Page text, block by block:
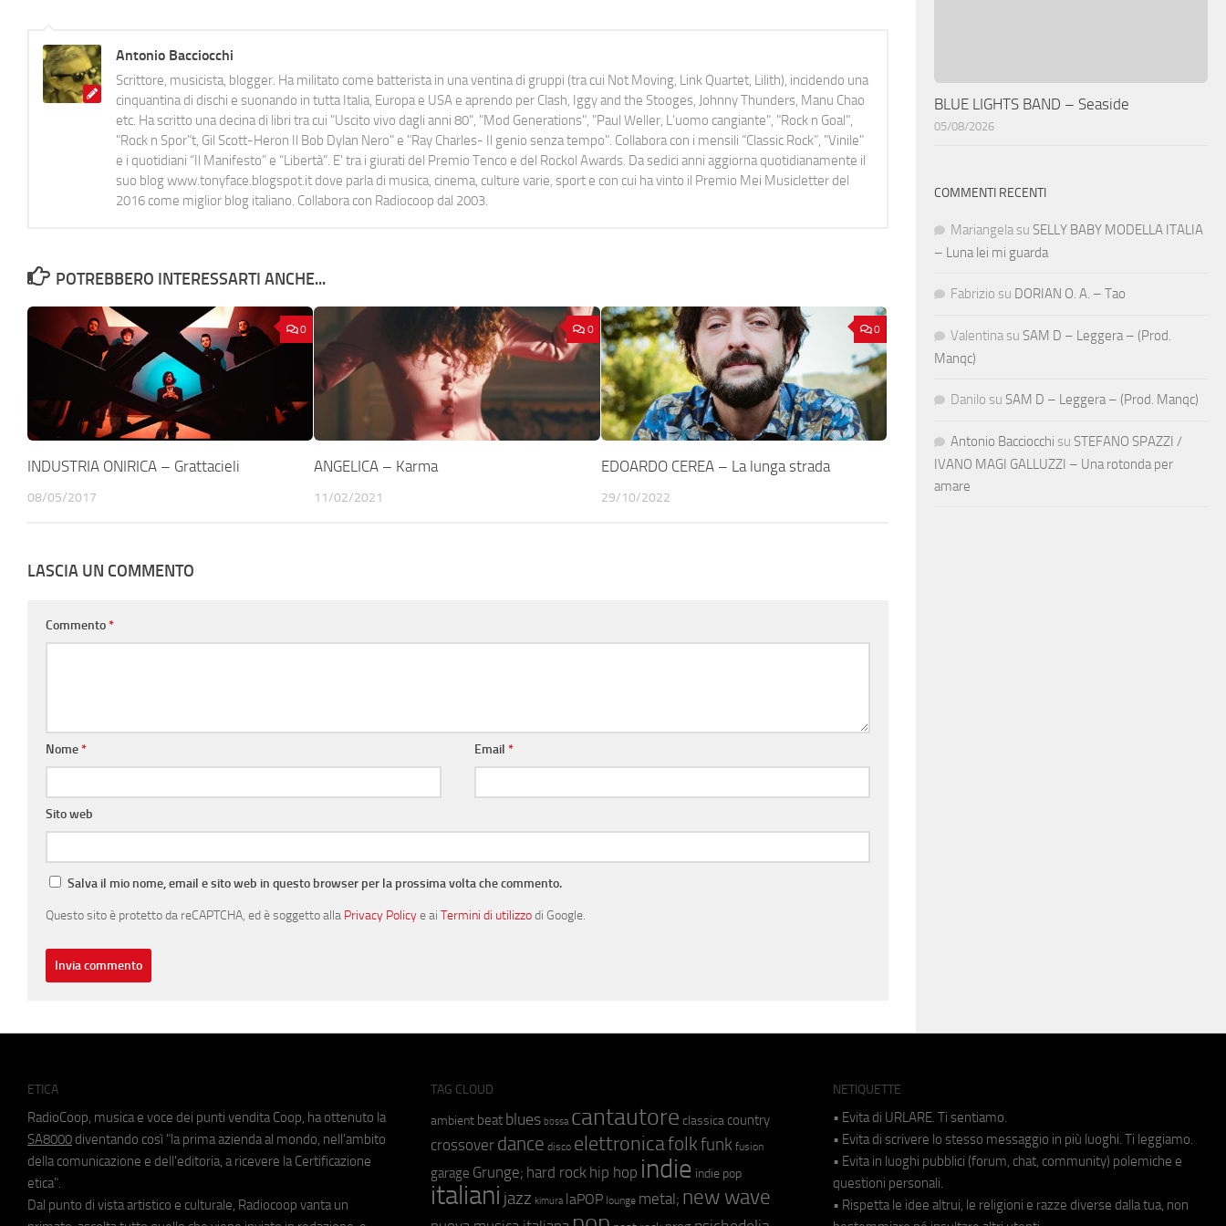
Antonio Bacciocchi
Scrittore, musicista, blogger. Ha militato come batterista in una ventina di gruppi (tra cui Not Moving, Link Quartet, Lilith), incidendo una
cinquantina di dischi e suonando in tutta Italia, Europa e USA e aprendo per Clash, Iggy and the Stooges, Johnny Thunders, Manu Chao
etc. Ha scritto una decina di libri tra cui "Uscito vivo dagli anni 80", "Mod Generations", "Paul Weller, L’uomo cangiante", "Rock n Goal",
"Rock n Spor"t, Gil Scott-Heron Il Bob Dylan Nero" e "Ray Charles- Il genio senza tempo". Collabora con i mensili “Classic Rock”, "Vinile"
e i quotidiani “Il Manifesto” e “Libertà”. E' tra i giurati del Premio Tenco e del Rockol Awards. Da sedici anni aggiorna quotidianamente il
suo blog www.tonyface.blogspot.it dove parla di musica, cinema, culture varie, sport e con cui ha vinto il Premio Mei Musicletter del
2016 come miglior blog italiano. Collabora con Radiocoop dal 2003.
POTREBBERO INTERESSARTI ANCHE...
0
INDUSTRIA ONIRICA – Grattacieli
08/05/2017
0
ANGELICA – Karma
11/02/2021
0
EDOARDO CEREA – La lunga strada
29/10/2022
LASCIA UN COMMENTO
Commento*
Nome* Email*
Sito web
Salva il mio nome, email e sito web in questo browser per la prossima volta che commento.
Questo sito è protetto da reCAPTCHA, ed è soggetto alla Privacy Policye ai Termini di utilizzodi Google.
BLUE LIGHTS BAND – Seaside
05/08/2026
COMMENTI RECENTI
Mariangela su SELLY BABY MODELLA ITALIA
– Luna lei mi guarda
Fabrizio su DORIAN O. A. – Tao
Valentina su SAM D – Leggera – (Prod.
Manqc)
Danilo su SAM D – Leggera – (Prod. Manqc)
Antonio Bacciocchi su STEFANO SPAZZI /
IVANO MAGI GALLUZZI – Una rotonda per
amare
ETICA
RadioCoop, musica e voce dei punti vendita Coop, ha ottenuto la
SA8000 diventando così "la prima azienda al mondo, nell'ambito
della comunicazione e dell'editoria, a ricevere la Certificazione
etica".
Dal punto di vista artistico e culturale, Radiocoop vanta un
TAG CLOUD
ambient beat blues bossa cantautore classica country
crossover dance disco elettronicafolkfunk fusion
garage Grunge; hard rock hip hop indie indie pop
italiani jazz kimura laPOP lounge metal; new wave
NETIQUETTE
• Evita di URLARE. Ti sentiamo.
• Evita di scrivere lo stesso messaggio in più luoghi. Ti leggiamo.
• Evita in luoghi pubblici (forum, chat, community) polemiche e
questioni personali.
• Rispetta le idee altrui, le religioni e razze diverse dalla tua, non